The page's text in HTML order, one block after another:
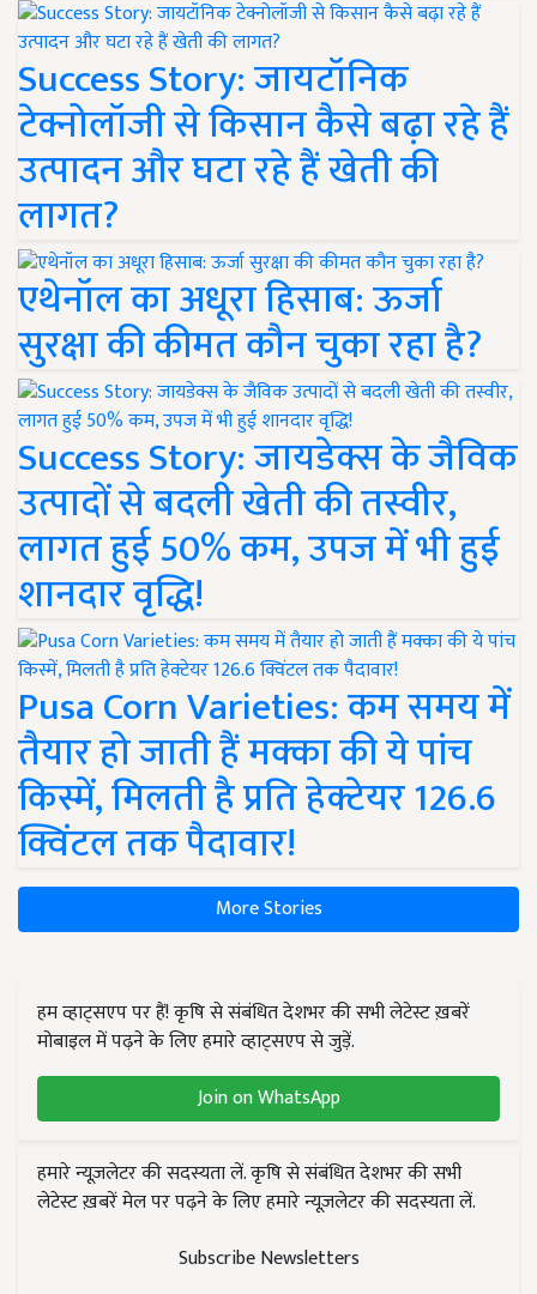
Success Story: जायटॉनिक
टेक्नोलॉजी से किसान कैसे बढ़ा रहे हैं
उत्पादन और घटा रहे हैं खेती की
लागत?
एथेनॉल का अधूरा हिसाब: ऊर्जा
सुरक्षा की कीमत कौन चुका रहा है?
Success Story: जायडेक्स के जैविक
उत्पादों से बदली खेती की तस्वीर,
लागत हुई 50% कम, उपज में भी हुई
शानदार वृद्धि!
Pusa Corn Varieties: कम समय में
तैयार हो जाती हैं मक्का की ये पांच
किस्में, मिलती है प्रति हेक्टेयर 126.6
क्विंटल तक पैदावार!
More Stories
हम व्हाट्सएप पर हैं! कृषि से संबंधित देशभर की सभी लेटेस्ट ख़बरें
मोबाइल में पढ़ने के लिए हमारे व्हाट्सएप से जुड़ें.
Join on WhatsApp
हमारे न्यूज़लेटर की सदस्यता लें. कृषि से संबंधित देशभर की सभी
लेटेस्ट ख़बरें मेल पर पढ़ने के लिए हमारे न्यूज़लेटर की सदस्यता लें.
Subscribe Newsletters